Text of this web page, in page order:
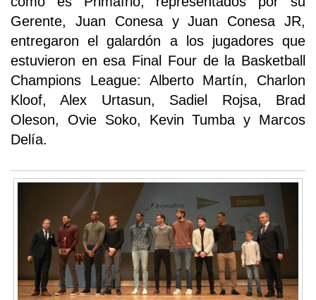
Gerente, Juan Conesa y Juan Conesa JR,
entregaron el galardón a los jugadores que
estuvieron en esa Final Four de la Basketball
Champions League: Alberto Martín, Charlon
Kloof, Alex Urtasun, Sadiel Rojsa, Brad
Oleson, Ovie Soko, Kevin Tumba y Marcos
Delía.